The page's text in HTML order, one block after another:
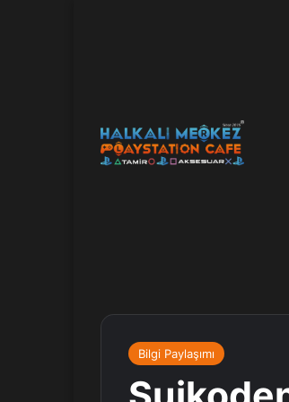
Bilgi Paylaşımı